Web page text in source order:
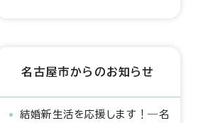
名古屋市からのお知らせ
結婚新生活を応援します！―名